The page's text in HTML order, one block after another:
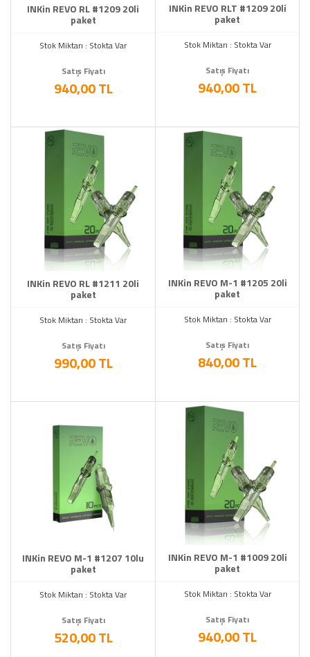
INKin REVO RL #1209 20li
paket
Stok Miktarı : Stokta Var
Satış Fiyatı
940,00 TL
INKin REVO RLT #1209 20li
paket
Stok Miktarı : Stokta Var
Satış Fiyatı
940,00 TL
INKin REVO RL #1211 20li
paket
Stok Miktarı : Stokta Var
Satış Fiyatı
990,00 TL
INKin REVO M-1 #1205 20li
paket
Stok Miktarı : Stokta Var
Satış Fiyatı
840,00 TL
INKin REVO M-1 #1207 10lu
paket
Stok Miktarı : Stokta Var
Satış Fiyatı
520,00 TL
INKin REVO M-1 #1009 20li
paket
Stok Miktarı : Stokta Var
Satış Fiyatı
940,00 TL